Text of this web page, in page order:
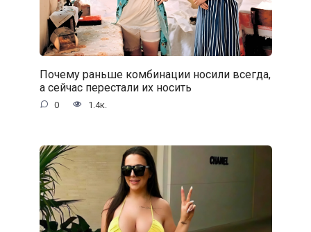
Почему раньше комбинации носили всегда,
а сейчас перестали их носить
0 1.4к.